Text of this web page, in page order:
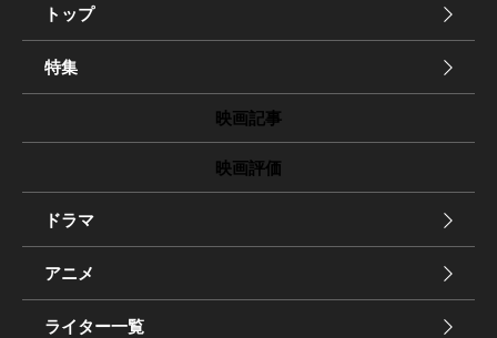
トップ
特集
映画記事
映画評価
ドラマ
アニメ
ライター一覧